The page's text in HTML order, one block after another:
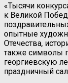
«Тысячи
к Великой
опытные
Отечества,
также символы
георгиевскую
праздничный